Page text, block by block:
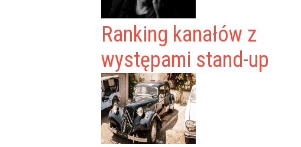
Ranking kanałów z
występami stand-up